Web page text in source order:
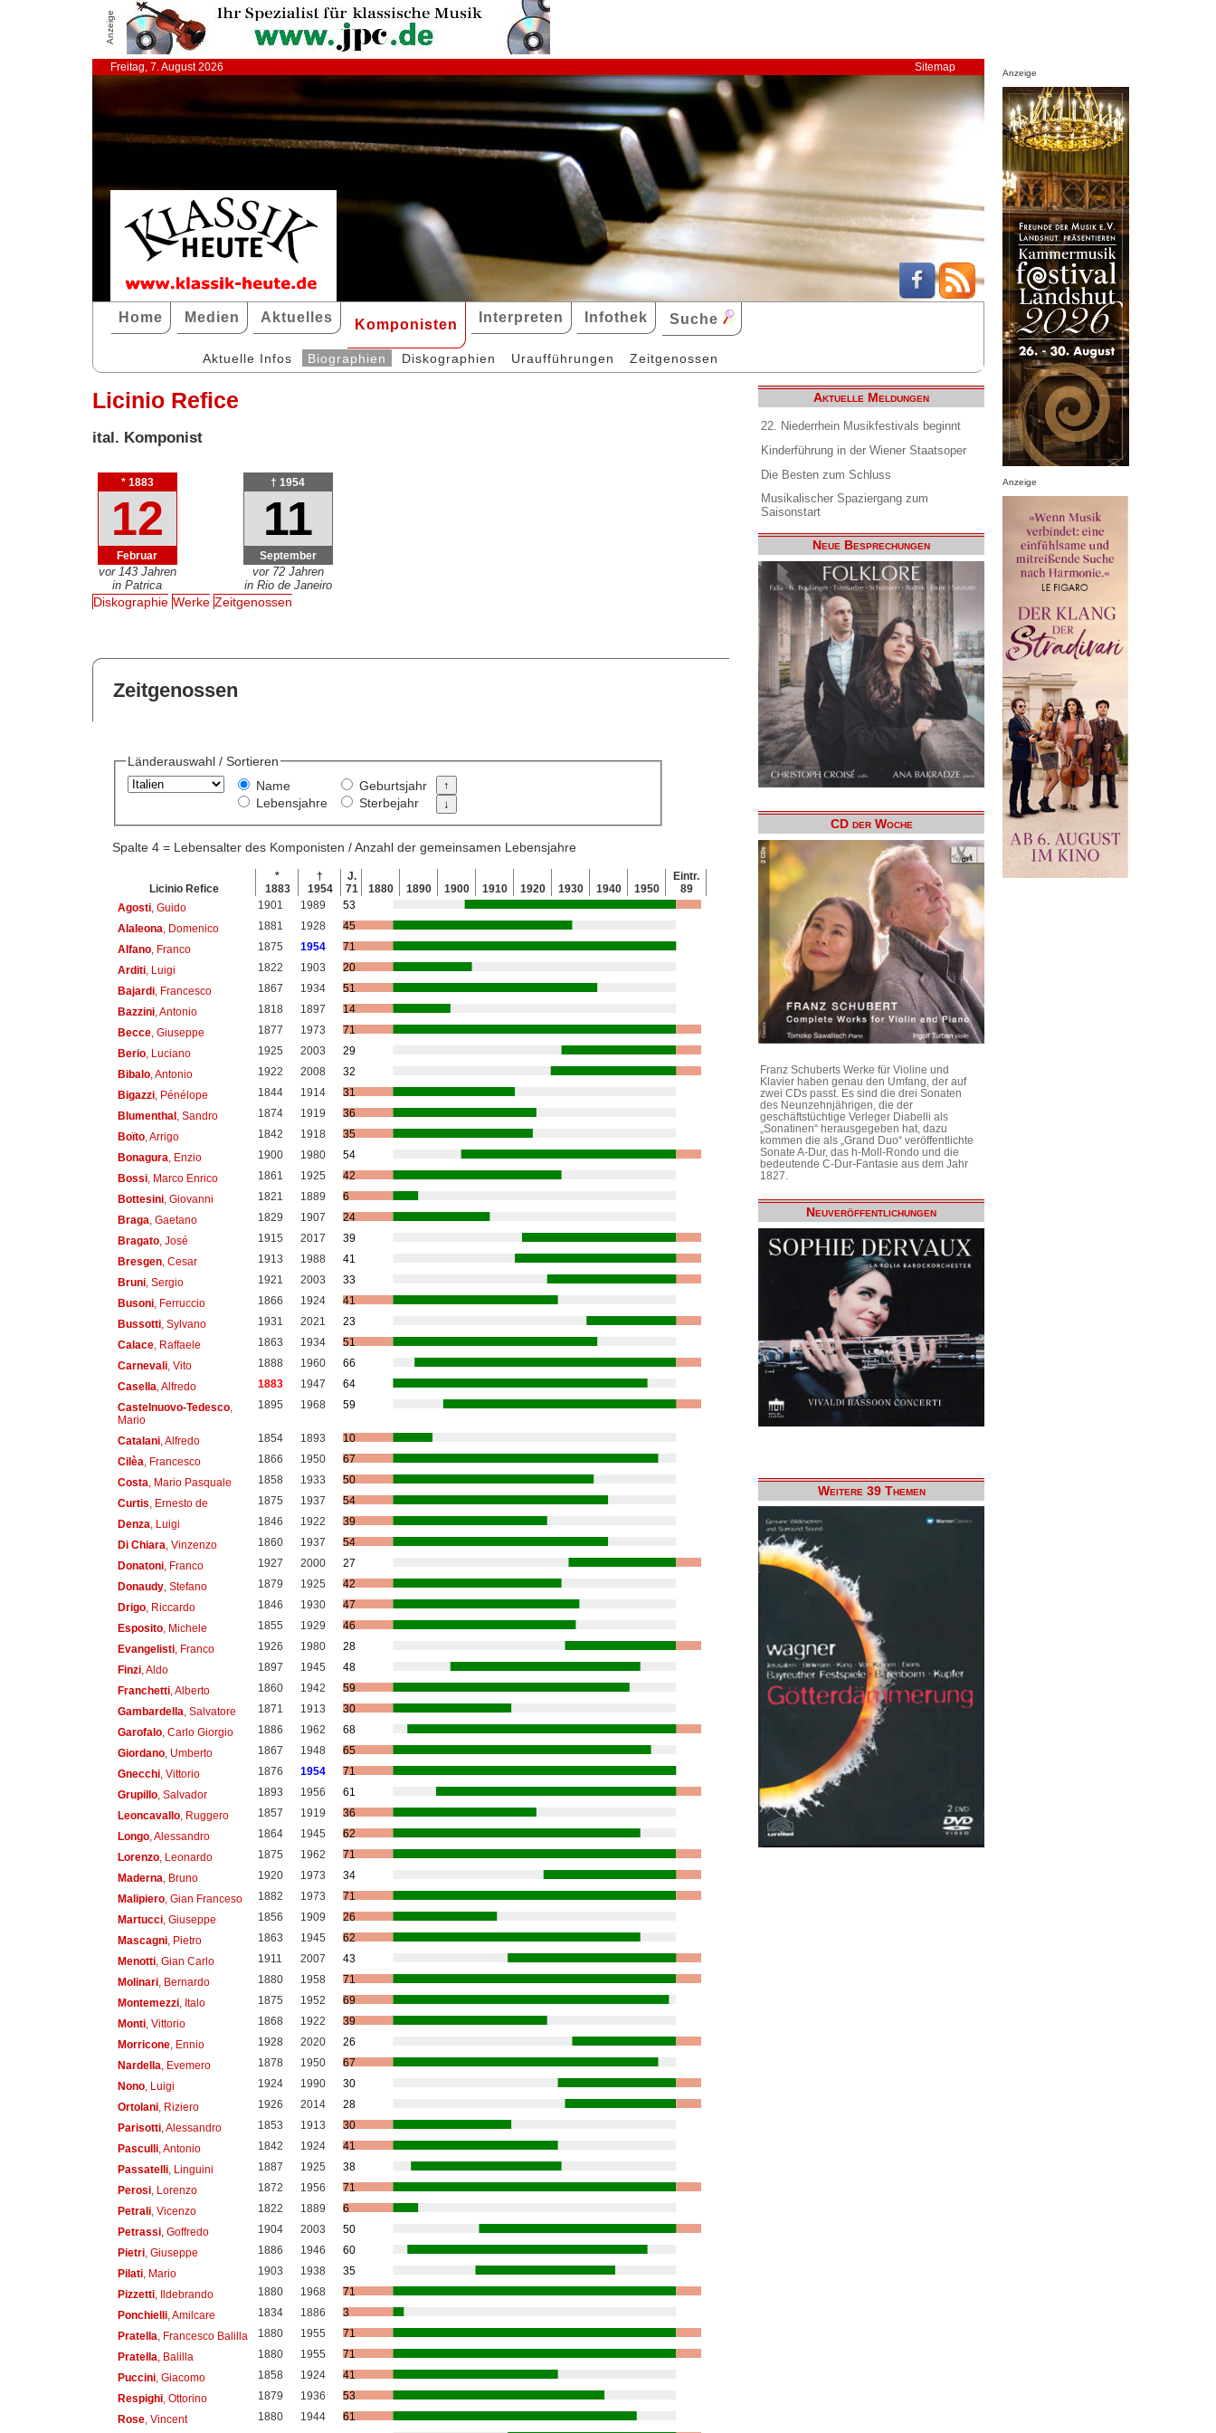
Anzeige
Freitag, 7. August 2026 Sitemap
Home Medien Aktuelles Komponisten Interpreten Infothek Suche
Aktuelle Infos Biographien Diskographien Uraufführungen Zeitgenossen
Licinio Refice
ital. Komponist
* 1883
12
Februar
vor 143 Jahren
in Patrica
† 1954
11
September
vor 72 Jahren
in Rio de Janeiro
Diskographie Werke Zeitgenossen
Zeitgenossen
Länderauswahl / Sortieren
Name
Lebensjahre
Geburtsjahr
Sterbejahr
Spalte 4 = Lebensalter des Komponisten / Anzahl der gemeinsamen Lebensjahre
Licinio Refice
*
1883
†
1954
J.
71
1880 1890 1900 1910 1920 1930 1940 1950
Eintr.
89
Agosti, Guido 1901 1989
53
Alaleona , Domenico 1881 1928
45
Alfano, Franco 1875 1954
71
Arditi, Luigi 1822 1903
20
Bajardi, Francesco 1867 1934
51
Bazzini, Antonio 1818 1897
14
Becce, Giuseppe 1877 1973
71
Berio, Luciano 1925 2003
29
Bibalo, Antonio 1922 2008
32
Bigazzi, Pénélope 1844 1914
31
Blumenthal, Sandro 1874 1919
36
Boïto, Arrigo 1842 1918
35
Bonagura , Enzio 1900 1980
54
Bossi, Marco Enrico 1861 1925
42
Bottesini, Giovanni 1821 1889
6
Braga , Gaetano 1829 1907
24
Bragato, José 1915 2017
39
Bresgen, Cesar 1913 1988
41
Bruni, Sergio 1921 2003
33
Busoni, Ferruccio 1866 1924
41
Bussotti, Sylvano 1931 2021
23
Calace, Raffaele 1863 1934
51
Carnevali, Vito 1888 1960
66
Casella , Alfredo 1883 1947
64
Castelnuovo-Tedesco,
Mario
1895 1968 59
Catalani, Alfredo 1854 1893
10
Cilèa , Francesco 1866 1950
67
Costa , Mario Pasquale 1858 1933
50
Curtis , Ernesto de 1875 1937
54
Denza , Luigi 1846 1922
39
Di Chiara , Vinzenzo 1860 1937
54
Donatoni, Franco 1927 2000
27
Donaudy, Stefano 1879 1925
42
Drigo, Riccardo 1846 1930
47
Esposito, Michele 1855 1929
46
Evangelisti, Franco 1926 1980
28
Finzi, Aldo 1897 1945
48
Franchetti, Alberto 1860 1942
59
Gambardella , Salvatore 1871 1913
30
Garofalo, Carlo Giorgio 1886 1962
68
Giordano, Umberto 1867 1948
65
Gnecchi, Vittorio 1876 1954
71
Grupillo, Salvador 1893 1956
61
Leoncavallo, Ruggero 1857 1919
36
Longo, Alessandro 1864 1945
62
Lorenzo, Leonardo 1875 1962
71
Maderna , Bruno 1920 1973
34
Malipiero, Gian Franceso 1882 1973
71
Martucci, Giuseppe 1856 1909
26
Mascagni, Pietro 1863 1945
62
Menotti, Gian Carlo 1911 2007
43
Molinari, Bernardo 1880 1958
71
Montemezzi, Italo 1875 1952
69
Monti, Vittorio 1868 1922
39
Morricone, Ennio 1928 2020
26
Nardella , Evemero 1878 1950
67
Nono, Luigi 1924 1990
30
Ortolani, Riziero 1926 2014
28
Parisotti, Alessandro 1853 1913
30
Pasculli, Antonio 1842 1924
41
Passatelli, Linguini 1887 1925
38
Perosi, Lorenzo 1872 1956
71
Petrali, Vicenzo 1822 1889
6
Petrassi, Goffredo 1904 2003
50
Pietri, Giuseppe 1886 1946
60
Pilati, Mario 1903 1938
35
Pizzetti, Ildebrando 1880 1968
71
Ponchielli, Amilcare 1834 1886
3
Pratella , Francesco Balilla 1880 1955
71
Pratella , Balilla 1880 1955
71
Puccini, Giacomo 1858 1924
41
Respighi, Ottorino 1879 1936
53
Rose, Vincent 1880 1944
61
Aktuelle Meldungen
22. Niederrhein Musikfestivals beginnt
Kinderführung in der Wiener Staatsoper
Die Besten zum Schluss
Musikalischer Spaziergang zum
Saisonstart
Neue Besprechungen
CD der Woche
Franz Schuberts Werke für Violine und
Klavier haben genau den Umfang, der auf
zwei CDs passt. Es sind die drei Sonaten
des Neunzehnjährigen, die der
geschäftstüchtige Verleger Diabelli als
„Sonatinen“ herausgegeben hat, dazu
kommen die als „Grand Duo“ veröffentlichte
Sonate A-Dur, das h-Moll-Rondo und die
bedeutende C-Dur-Fantasie aus dem Jahr
1827.
Neuveröffentlichungen
Weitere 39 Themen
Anzeige
Anzeige